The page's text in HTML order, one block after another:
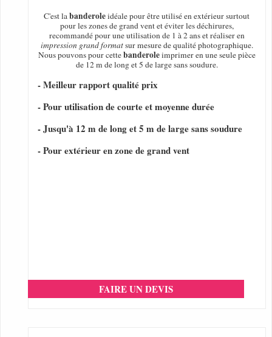
C'est labanderoleidéale pour être utilisé en extérieur surtout
pour les zones de grand vent et éviter les déchirures,
recommandé pour une utilisation de 1 à 2 ans et réaliser en
impression grand formatsur mesure de qualité photographique.
Nous pouvons pour cettebanderoleimprimer en une seule pièce
de 12 m de long et 5 de large sans soudure.
- Meilleur rapport qualité prix
- Pour utilisation de courte et moyenne durée
- Jusqu'à 12 m de long et 5 m de large sans soudure
- Pour extérieur en zone de grand vent
FAIRE UN DEVIS